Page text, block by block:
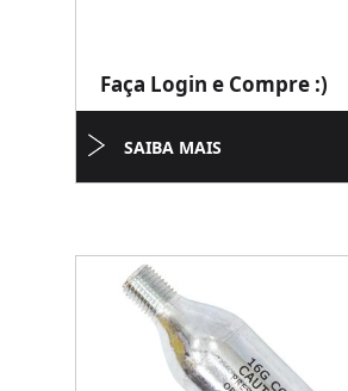
Faça Login e Compre :)
SAIBA MAIS